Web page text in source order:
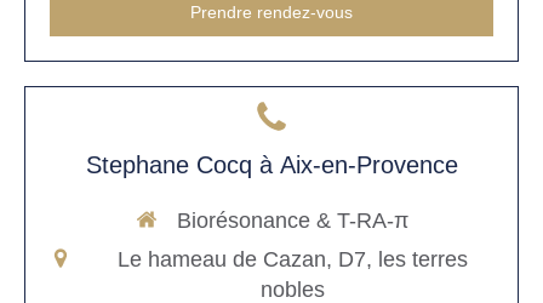
Prendre rendez-vous
Stephane Cocq à Aix-en-Provence
Biorésonance & T-RA-π
Le hameau de Cazan, D7, les terres
nobles